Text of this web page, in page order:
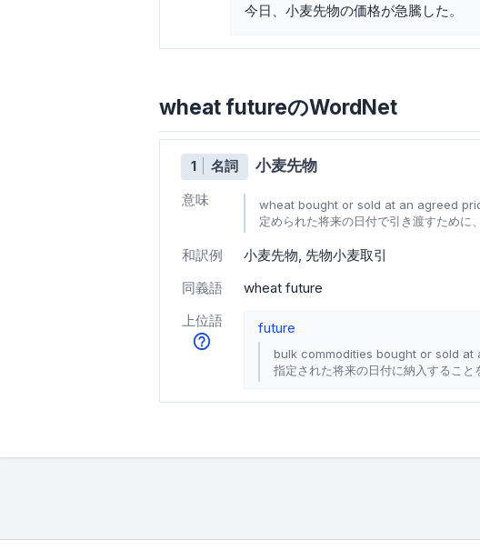
今日、小麦先物の価格が急騰した。
wheat futureのWordNet
1 名詞 小麦先物
意味
wheat bought or sold at an agreed
定められた将来の日付で引き渡すために
和訳例 小麦先物 先物小麦取引
同義語
wheat future
上位語
future
bulk commodities bought or sold
指定された将来の日付に納入するこ